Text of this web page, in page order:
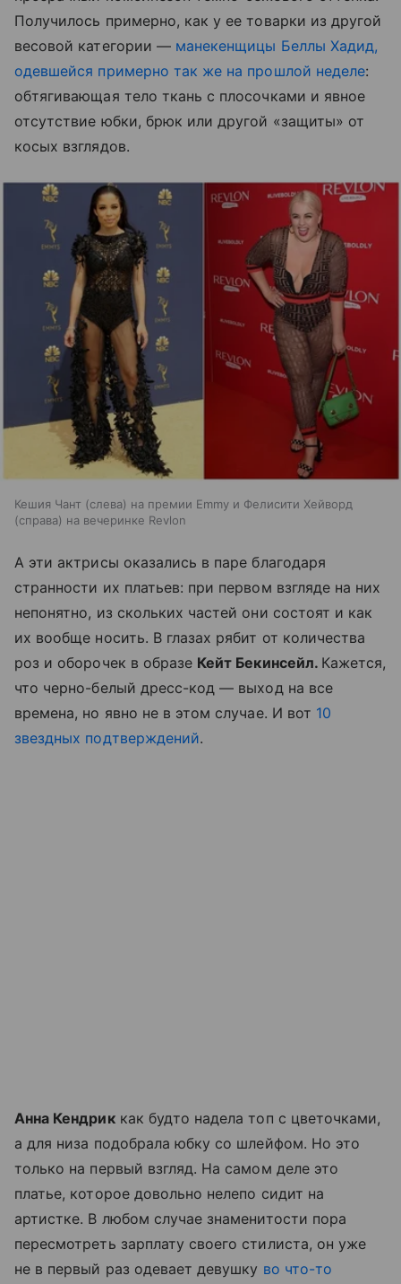
Получилось примерно, как у ее товарки из другой
весовой категории — манекенщицы Беллы Хадид,
одевшейся примерно так же на прошлой неделе:
обтягивающая тело ткань с плосочками и явное
отсутствие юбки, брюк или другой «защиты» от
косых взглядов.
Кешия Чант (слева) на премии Emmy и Фелисити Хейворд
(справа) на вечеринке Revlon
А эти актрисы оказались в паре благодаря
странности их платьев: при первом взгляде на них
непонятно, из скольких частей они состоят и как
их вообще носить. В глазах рябит от количества
роз и оборочек в образе Кейт Бекинсейл. Кажется,
что черно-белый дресс-код — выход на все
времена, но явно не в этом случае. И вот 10
звездных подтверждений.
Анна Кендриккак будто надела топ с цветочками,
а для низа подобрала юбку со шлейфом. Но это
только на первый взгляд. На самом деле это
платье, которое довольно нелепо сидит на
артистке. В любом случае знаменитости пора
пересмотреть зарплату своего стилиста, он уже
не в первый раз одевает девушку во что-то